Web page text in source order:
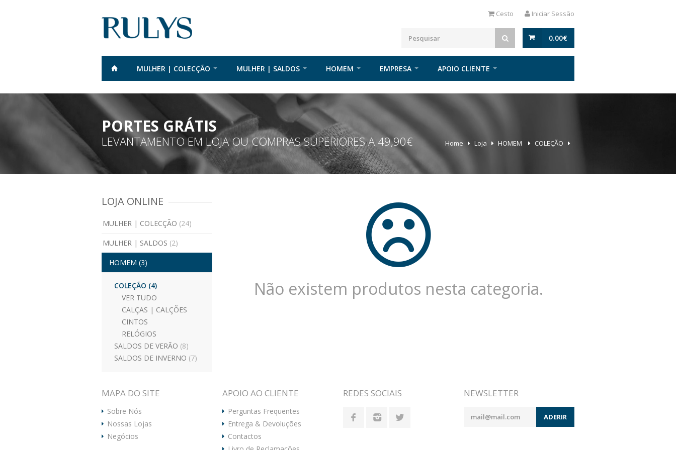
Cesto Iniciar Sessão
0.00€
MULHER | COLECÇÃO MULHER | SALDOS HOMEM EMPRESA APOIO CLIENTE
PORTES GRÁTIS
LEVANTAMENTO EM LOJA OU COMPRAS SUPERIORES A 49,90€ Home Loja HOMEM COLEÇÃO
LOJA ONLINE
MULHER | COLECÇÃO (24)
MULHER | SALDOS (2)
HOMEM (3)
COLEÇÃO (4)
VER TUDO
CALÇAS | CALÇÕES
CINTOS
RELÓGIOS
SALDOS DE VERÃO (8)
SALDOS DE INVERNO (7)
Não existem produtos nesta categoria.
MAPA DO SITE
Sobre Nós
Nossas Lojas
Negócios
APOIO AO CLIENTE
Perguntas Frequentes
Entrega & Devoluções
Contactos
REDES SOCIAIS NEWSLETTER
ADERIR